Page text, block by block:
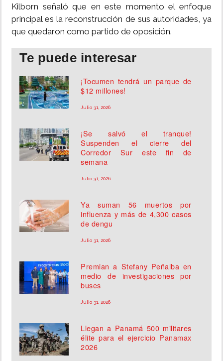
Kilborn señaló que en este momento el enfoque
principal es la reconstrucción de sus autoridades, ya
que quedaron como partido de oposición.
Te puede interesar
¡Tocumen tendrá un parque de
$12 millones!
Julio 31, 2026
¡Se salvó el tranque!
Suspenden el cierre del
Corredor Sur este fin de
semana
Julio 31, 2026
Ya suman 56 muertos por
influenza y más de 4,300 casos
de dengu
Julio 31, 2026
Premian a Stefany Peñalba en
medio de investigaciones por
buses
Julio 31, 2026
Llegan a Panamá 500 militares
élite para el ejercicio Panamax
2026